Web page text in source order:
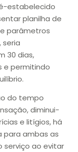
estabelecido
planilha de
parâmetros
30 dias,
e permitindo
do tempo
diminui-
e litígios, há
para ambas as
serviço ao evitar